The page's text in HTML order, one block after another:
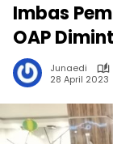
Imbas
OAP
Junaedi
28 April 2023